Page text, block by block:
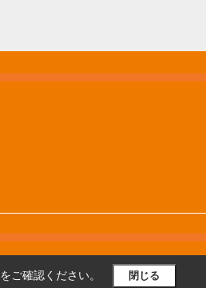
をご確認ください。 閉じる